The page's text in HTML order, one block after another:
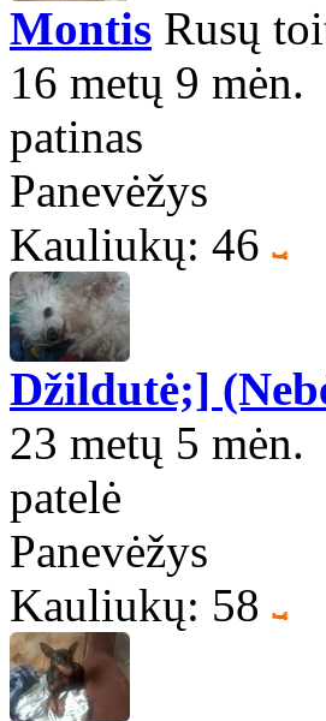
Montis Rusų
16 metų 9 mėn.
patinas
Panevėžys
Kauliukų: 46
Džildutė;]
23 metų 5 mėn.
patelė
Panevėžys
Kauliukų: 58